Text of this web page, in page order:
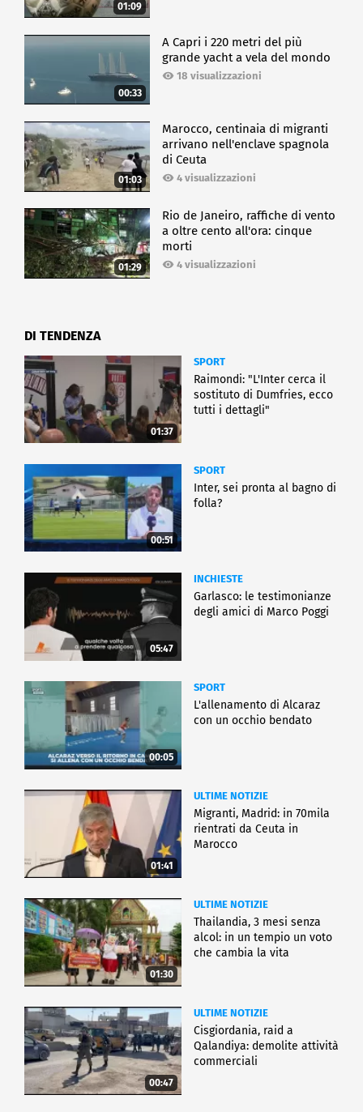
01:09
00:33
A Capri i 220 metri del più
grande yacht a vela del mondo
18 visualizzazioni
01:03
Marocco, centinaia di migranti
arrivano nell'enclave spagnola
di Ceuta
4 visualizzazioni
01:29
Rio de Janeiro, raffiche di vento
a oltre cento all'ora: cinque
morti
4 visualizzazioni
DI TENDENZA
01:37
SPORT
Raimondi: "L'Inter cerca il
sostituto di Dumfries, ecco
tutti i dettagli"
00:51
SPORT
Inter, sei pronta al bagno di
folla?
05:47
INCHIESTE
Garlasco: le testimonianze
degli amici di Marco Poggi
00:05
SPORT
L'allenamento di Alcaraz
con un occhio bendato
01:41
ULTIME NOTIZIE
Migranti, Madrid: in 70mila
rientrati da Ceuta in
Marocco
01:30
ULTIME NOTIZIE
Thailandia, 3 mesi senza
alcol: in un tempio un voto
che cambia la vita
00:47
ULTIME NOTIZIE
Cisgiordania, raid a
Qalandiya: demolite attività
commerciali